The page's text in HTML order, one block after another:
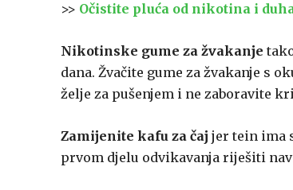
>> Očistite pluća od nikotina i
Nikotinske gume za žvakanje
dana. Žvačite gume za žvakanje s
želje za pušenjem i ne zaboravite
Zamijenite kafu za čaj jer tein ima
prvom djelu odvikavanja riješiti